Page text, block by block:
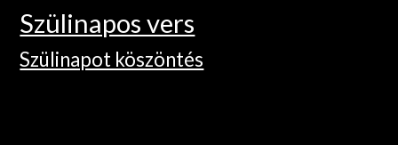
Szülinapos vers
Szülinapot köszöntés